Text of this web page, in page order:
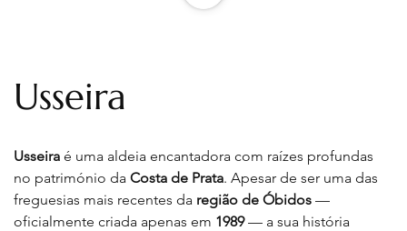
Usseira
Usseira é uma aldeia encantadora com raízes profundas
no património da Costa de Prata. Apesar de ser uma das
freguesias mais recentes da região de Óbidos —
oficialmente criada apenas em 1989 — a sua história